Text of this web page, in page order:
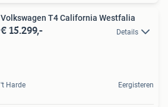
Volkswagen T4 California Westfalia
€ 15.299,- Details
't Harde Eergisteren